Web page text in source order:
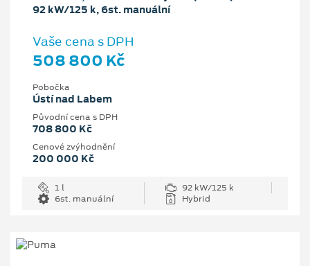
92 kW/125 k, 6st. manuální
Vaše cena s DPH
508 800 Kč
Pobočka
Ústí nad Labem
Původní cena s DPH
708 800 Kč
Cenové zvýhodnění
200 000 Kč
1 l
92 kW/125 k
6st. manuální
Hybrid